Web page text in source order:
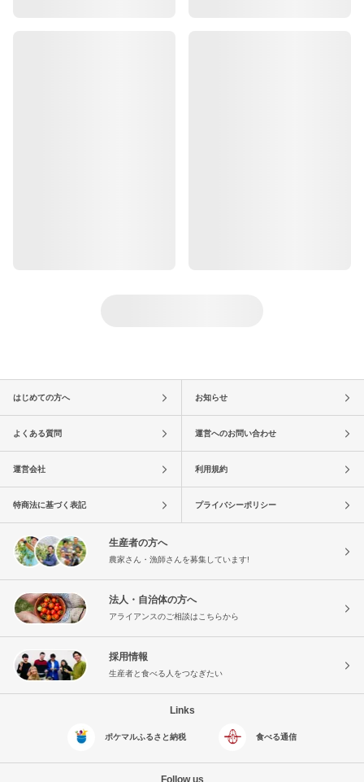
はじめての方へ お知らせ
よくある質問 運営へのお問い合わせ
運営会社 利用規約
特商法に基づく表記 プライバシーポリシー
生産者の方へ
農家さん・漁師さんを募集しています!
法人・自治体の方へ
アライアンスのご相談はこちらから
採用情報
生産者と食べる人をつなぎたい
Links
ポケマルふるさと納税 食べる通信
Follow us